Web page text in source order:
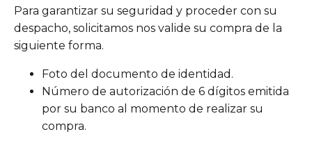
Ver Todo Ver todo
Para garantizar su seguridad y proceder con su
despacho, solicitamos nos valide su compra de la
siguiente forma.
Foto del documento de identidad.
Número de autorización de 6 dígitos emitida
por su banco al momento de realizar su
compra.